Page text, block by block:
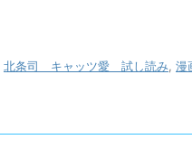
北条司 キャッツ愛 試し読み 漫